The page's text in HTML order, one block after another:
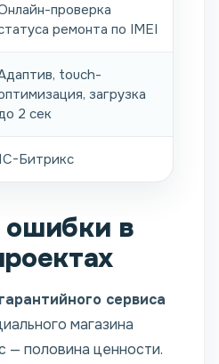
проверка
ремонта по IMEI
touch-
загрузка
2 сек
Битрикс
в
сервиса
магазина
— половина ценности.